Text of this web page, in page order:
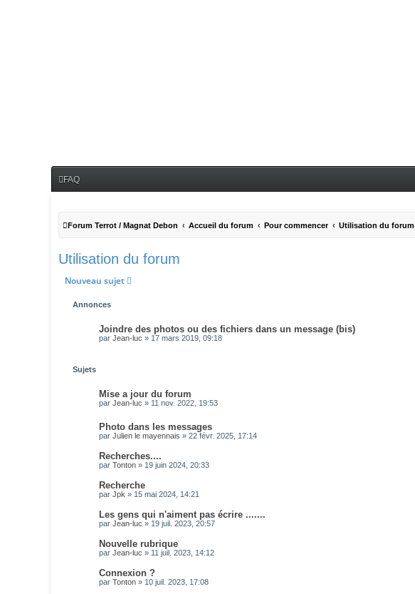
FAQ
Forum Terrot / Magnat Debon Accueil du forum Pour commencer Utilisation du forum
Utilisation du forum
Nouveau sujet
Annonces
Joindre des photos ou des fichiers dans un message (bis)
par Jean-luc » 17 mars 2019, 09:18
Sujets
Mise a jour du forum
par Jean-luc » 11 nov. 2022, 19:53
Photo dans les messages
par Julien le mayennais » 22 févr. 2025, 17:14
Recherches....
par Tonton » 19 juin 2024, 20:33
Recherche
par Jpk » 15 mai 2024, 14:21
Les gens qui n'aiment pas écrire .......
par Jean-luc » 19 juil. 2023, 20:57
Nouvelle rubrique
par Jean-luc » 11 juil. 2023, 14:12
Connexion ?
par Tonton » 10 juil. 2023, 17:08